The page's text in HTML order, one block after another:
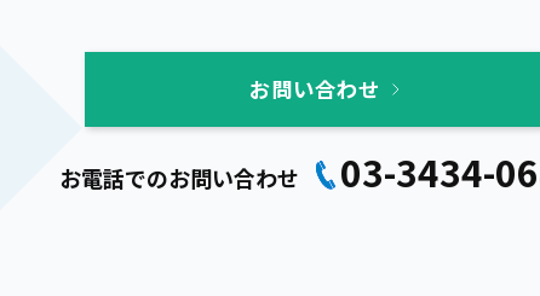
お問い合わせ
お電話でのお問い合わせ 03-3434-